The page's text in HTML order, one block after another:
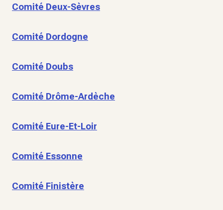
Comité Deux-Sèvres
Comité Dordogne
Comité Doubs
Comité Drôme-Ardèche
Comité Eure-Et-Loir
Comité Essonne
Comité Finistère